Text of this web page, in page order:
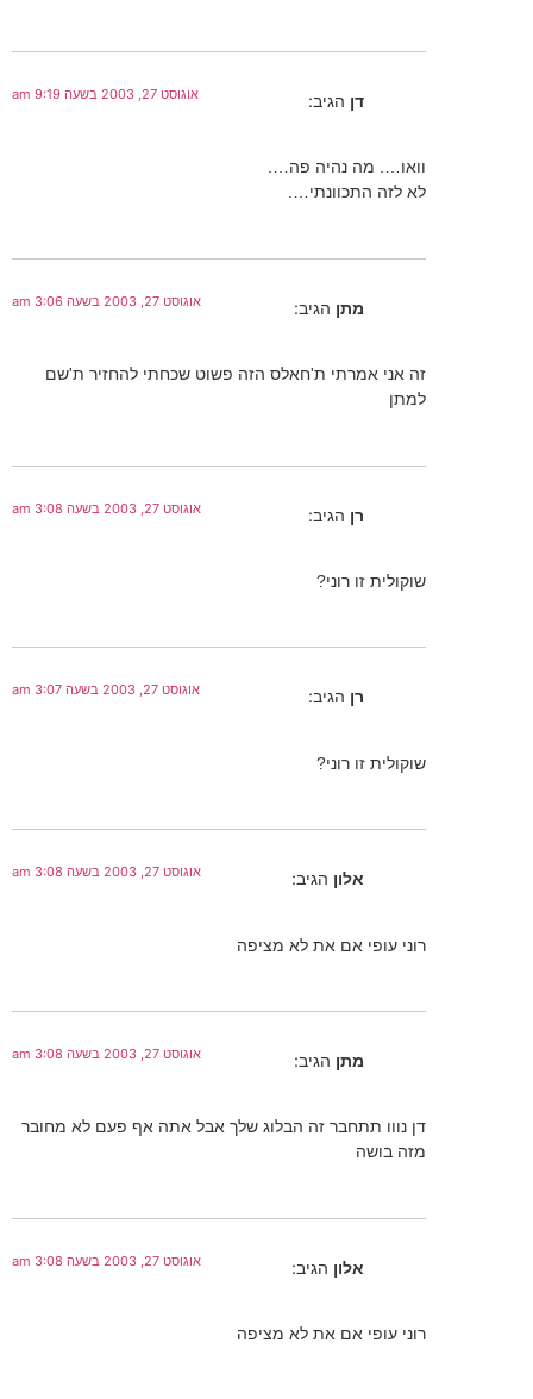
דן הגיב: אוגוסט 27, 2003 בשעה 9:19 am
וואו…. מה נהיה פה….
לא לזה התכוונתי….
מתן הגיב: אוגוסט 27, 2003 בשעה 3:06 am
זה אני אמרתי ת'חאלס הזה פשוט שכחתי להחזיר ת'שם
למתן
רן הגיב: אוגוסט 27, 2003 בשעה 3:08 am
שוקולית זו רוני?
רן הגיב: אוגוסט 27, 2003 בשעה 3:07 am
שוקולית זו רוני?
אלון הגיב: אוגוסט 27, 2003 בשעה 3:08 am
רוני עופי אם את לא מציפה
מתן הגיב: אוגוסט 27, 2003 בשעה 3:08 am
דן נווו תתחבר זה הבלוג שלך אבל אתה אף פעם לא מחובר
מזה בושה
אלון הגיב: אוגוסט 27, 2003 בשעה 3:08 am
רוני עופי אם את לא מציפה